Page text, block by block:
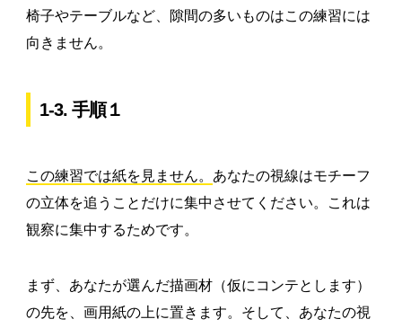
椅子やテーブルなど、隙間の多いものはこの練習には
向きません。
1-3. 手順１
この練習では紙を見ません。 あなたの視線はモチーフ
の立体を追うことだけに集中させてください。これは
観察に集中するためです。
まず、あなたが選んだ描画材（仮にコンテとします）
の先を、画用紙の上に置きます。そして、あなたの視